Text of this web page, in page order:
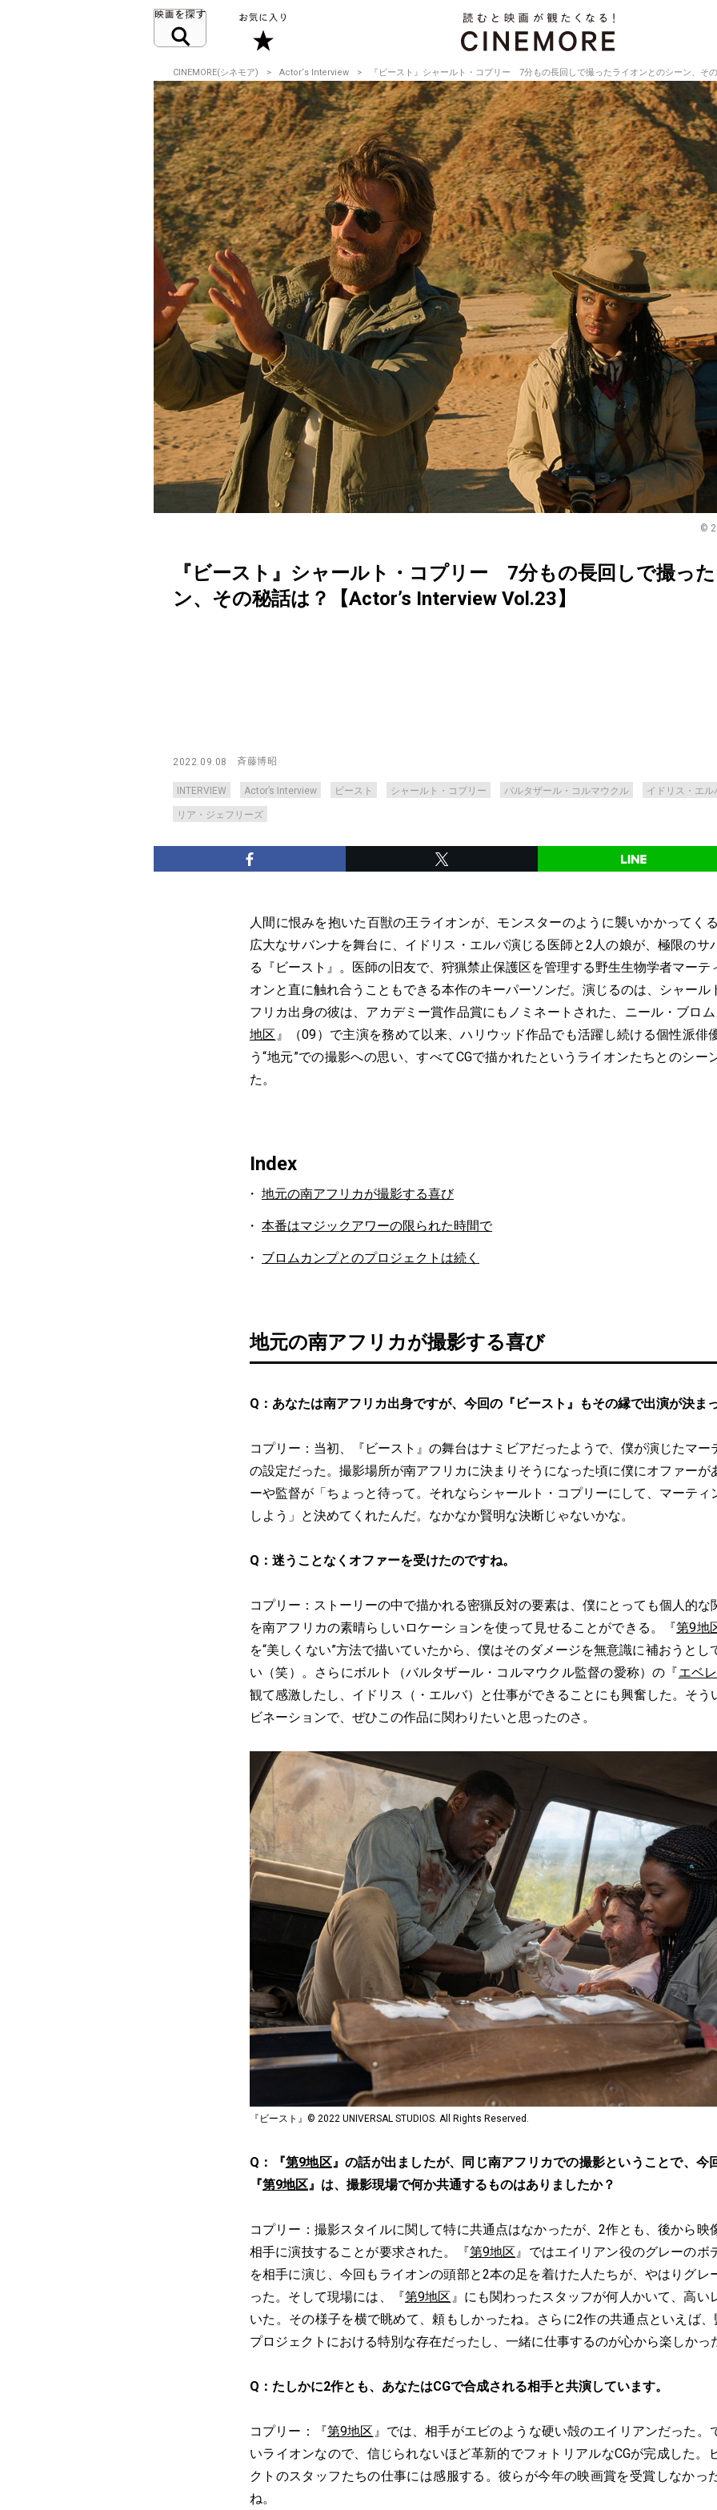
CINEMORE(シネモア) Actor‘s Interview 『ビースト』シャールト・コプリー 7分もの長回しで撮ったライオンとのシーン、そ
©
『ビースト』シャールト・コプリー 7分もの長回しで撮っ
ン、その秘話は？【Actor’s Interview Vol.23】
2022.09.08 斉藤博昭
INTERVIEW Actor’s Interview ビースト シャールト・コプリー バルタザール・コルマウクル イドリス・エル
リア・ジェフリーズ
人間に恨みを抱いた百獣の王ライオンが、モンスターのように襲いかかってく
広大なサバンナを舞台に、イドリス・エルバ演じる医師と2人の娘が、極限のサ
る『ビースト』。医師の旧友で、狩猟禁止保護区を管理する野生生物学者マーテ
オンと直に触れ合うこともできる本作のキーパーソンだ。演じるのは、シャール
フリカ出身の彼は、アカデミー賞作品賞にもノミネートされた、ニール・ブロ
地区 』（09）で主演を務めて以来、ハリウッド作品でも活躍し続ける個性派俳
う“地元”での撮影への思い、すべてCGで描かれたというライオンたちとのシー
た。
Index
地元の南アフリカが撮影する喜び
本番はマジックアワーの限られた時間で
ブロムカンプとのプロジェクトは続く
地元の南アフリカが撮影する喜び
Q：あなたは南アフリカ出身ですが、今回の『ビースト』もその縁で出演が決ま
コプリー：当初、『ビースト』の舞台はナミビアだったようで、僕が演じたマー
の設定だった。撮影場所が南アフリカに決まりそうになった頃に僕にオファーが
ーや監督が「ちょっと待って。それならシャールト・コプリーにして、マーティ
しよう」と決めてくれたんだ。なかなか賢明な決断じゃないかな。
Q：迷うことなくオファーを受けたのですね。
コプリー：ストーリーの中で描かれる密猟反対の要素は、僕にとっても個人的な
を南アフリカの素晴らしいロケーションを使って見せることができる。『第9地
を“美しくない”方法で描いていたから、僕はそのダメージを無意識に補おうとし
い（笑）。さらにボルト（バルタザール・コルマウクル監督の愛称）の『エベ
観て感激したし、イドリス（・エルバ）と仕事ができることにも興奮した。そう
ビネーションで、ぜひこの作品に関わりたいと思ったのさ。
『ビースト』© 2022 UNIVERSAL STUDIOS. All Rights Reserved.
Q：『第9地区』の話が出ましたが、同じ南アフリカでの撮影ということで、今
『第9地区』は、撮影現場で何か共通するものはありましたか？
コプリー：撮影スタイルに関して特に共通点はなかったが、2作とも、後から映
相手に演技することが要求された。『第9地区』ではエイリアン役のグレーのボ
を相手に演じ、今回もライオンの頭部と2本の足を着けた人たちが、やはりグレ
った。そして現場には、『第9地区 』にも関わったスタッフが何人かいて、高い
いた。その様子を横で眺めて、頼もしかったね。さらに2作の共通点といえば
プロジェクトにおける特別な存在だったし、一緒に仕事するのが心から楽しかっ
Q：たしかに2作とも、あなたはCGで合成される相手と共演しています。
コプリー：『第9地区 』では、相手がエビのような硬い殻のエイリアンだった。
いライオンなので、信じられないほど革新的でフォトリアルなCGが完成した。
クトのスタッフたちの仕事には感服する。彼らが今年の映画賞を受賞しなかっ
ね。